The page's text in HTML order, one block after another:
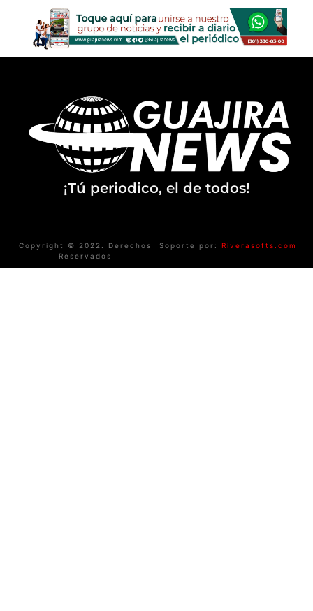
¡Tú periodico, el de todos!
Copyright © 2022. Derechos
Reservados
Soporte por: Riverasofts.com